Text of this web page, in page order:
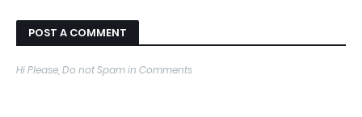
POST A COMMENT
Hi Please, Do not Spam in Comments